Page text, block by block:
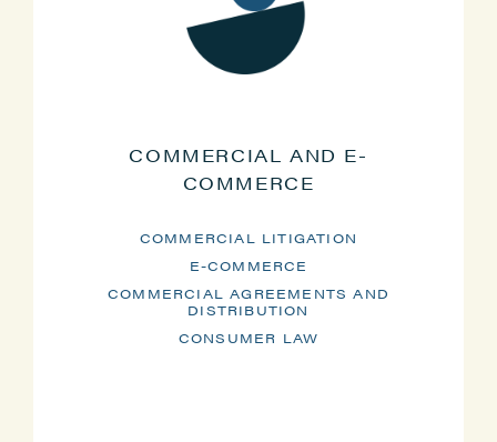
COMMERCIAL AND E-
COMMERCE
COMMERCIAL LITIGATION
E-COMMERCE
COMMERCIAL AGREEMENTS AND
DISTRIBUTION
CONSUMER LAW